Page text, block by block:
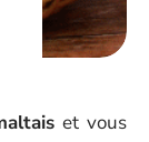
et vous